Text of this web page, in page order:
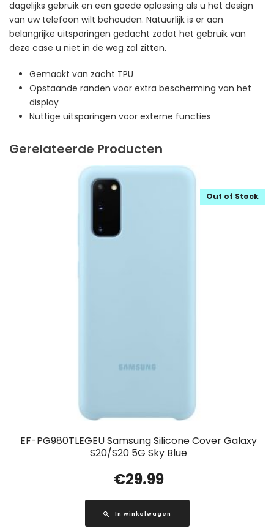
dagelijks gebruik en een goede oplossing als u het design
van uw telefoon wilt behouden. Natuurlijk is er aan
belangrijke uitsparingen gedacht zodat het gebruik van
deze case u niet in de weg zal zitten.
Gemaakt van zacht TPU
Opstaande randen voor extra bescherming van het
display
Nuttige uitsparingen voor externe functies
Gerelateerde Producten
EF-PG980TLEGEU Samsung Silicone Cover Galaxy
S20/S20 5G Sky Blue
Out of Stock
€29.99
In winkelwagen